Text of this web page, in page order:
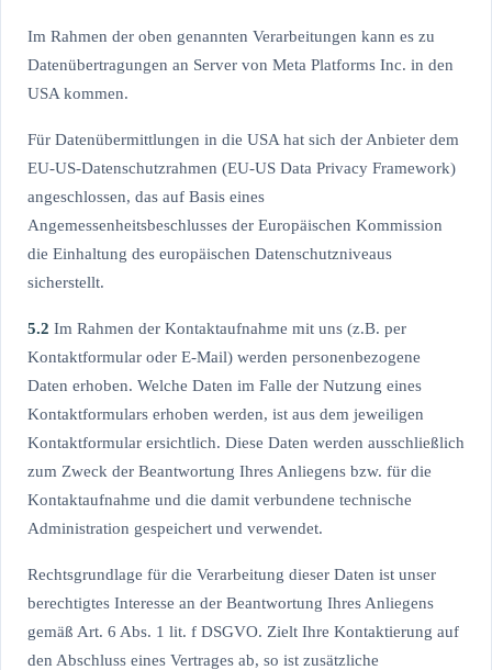
Im Rahmen der oben genannten Verarbeitungen kann es zu
Datenübertragungen an Server von Meta Platforms Inc. in den
USA kommen.
Für Datenübermittlungen in die USA hat sich der Anbieter dem
EU-US-Datenschutzrahmen (EU-US Data Privacy Framework)
angeschlossen, das auf Basis eines
Angemessenheitsbeschlusses der Europäischen Kommission
die Einhaltung des europäischen Datenschutzniveaus
sicherstellt.
5.2 Im Rahmen der Kontaktaufnahme mit uns (z.B. per
Kontaktformular oder E-Mail) werden personenbezogene
Daten erhoben. Welche Daten im Falle der Nutzung eines
Kontaktformulars erhoben werden, ist aus dem jeweiligen
Kontaktformular ersichtlich. Diese Daten werden ausschließlich
zum Zweck der Beantwortung Ihres Anliegens bzw. für die
Kontaktaufnahme und die damit verbundene technische
Administration gespeichert und verwendet.
Rechtsgrundlage für die Verarbeitung dieser Daten ist unser
berechtigtes Interesse an der Beantwortung Ihres Anliegens
gemäß Art. 6 Abs. 1 lit. f DSGVO. Zielt Ihre Kontaktierung auf
den Abschluss eines Vertrages ab, so ist zusätzliche